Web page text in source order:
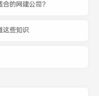
的网建公司？
这些知识